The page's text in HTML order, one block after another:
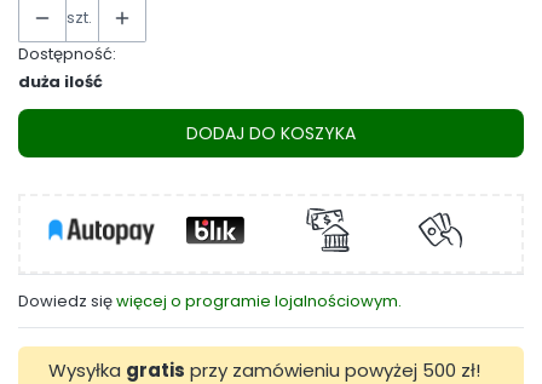
szt.
Dostępność:
duża ilość
DODAJ DO KOSZYKA
Dowiedz sięwięcej o programie lojalnościowym.
Wysyłka gratis przy zamówieniu powyżej 500 zł!